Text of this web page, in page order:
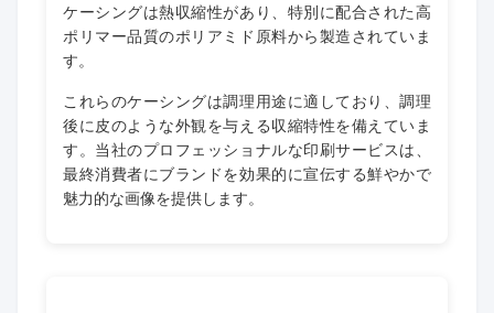
ケーシングは熱収縮性があり、特別に配合された高
ポリマー品質のポリアミド原料から製造されていま
す。
これらのケーシングは調理用途に適しており、調理
後に皮のような外観を与える収縮特性を備えていま
す。当社のプロフェッショナルな印刷サービスは、
最終消費者にブランドを効果的に宣伝する鮮やかで
魅力的な画像を提供します。